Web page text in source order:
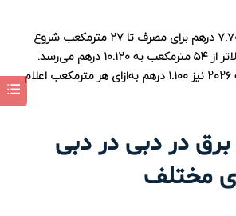
تعرفه آب مسکونی از ۷.۷۰۰ درهم برای مصرف تا ۲۷ مترمکعب شروع
می‌شود و برای مصرف بالاتر از ۵۴ مترمکعب به ۱۰.۱۲۰ درهم می‌رسد.
هزینه سوخت آب در مه ۲۰۲۶ نیز ۱.۱۰۰ درهم به‌ازای هر مترمکعب اعلام
در دبی در دبی
مختلف